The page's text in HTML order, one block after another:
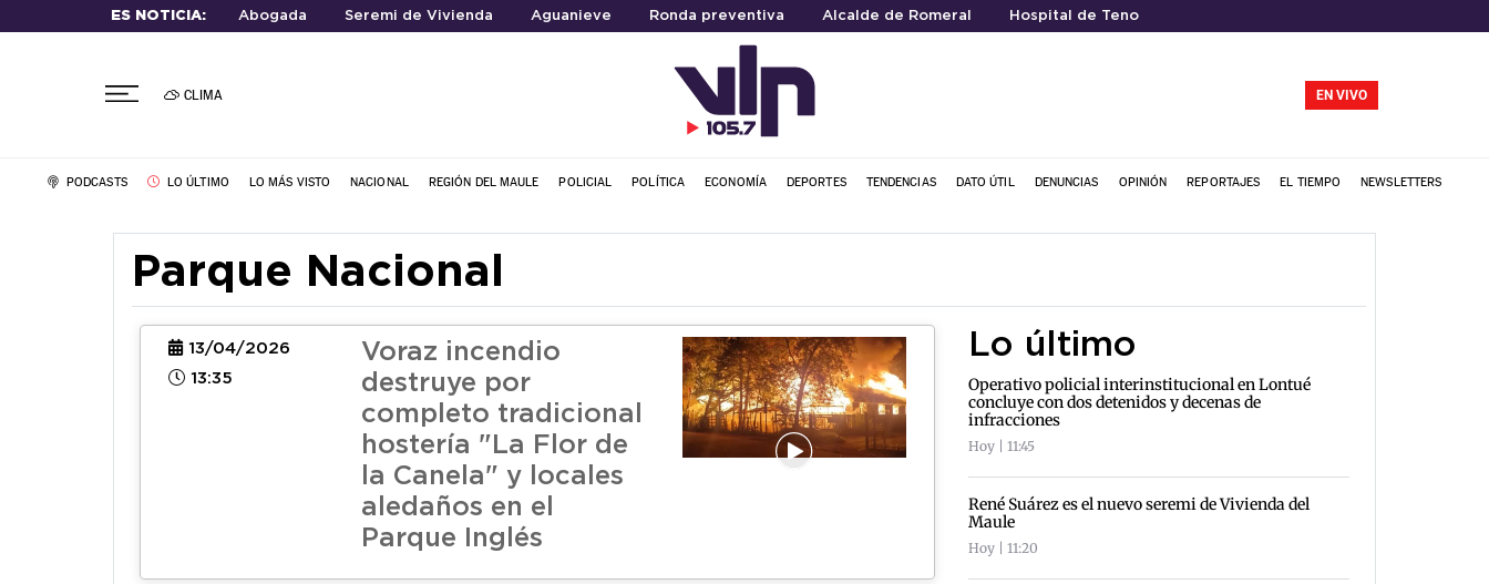
ES NOTICIA: Abogada Seremi de Vivienda Aguanieve Ronda preventiva Alcalde de Romeral Hospital de Teno
CLIMA EN VIVO
PODCASTS LO ÚLTIMO LO MÁS VISTO NACIONAL REGIÓN DEL MAULE POLICIAL POLÍTICA ECONOMÍA DEPORTES TENDENCIAS DATO ÚTIL DENUNCIAS OPINIÓN REPORTAJES EL TIEMPO NEWSLETTERS
Parque Nacional
13/04/2026
13:35
Voraz incendio
destruye por
completo tradicional
hostería "La Flor de
la Canela" y locales
aledaños en el
Parque Inglés
Lo último
Operativo policial interinstitucional en Lontué
concluye con dos detenidos y decenas de
infracciones
Hoy | 11:45
René Suárez es el nuevo seremi de Vivienda del
Maule
Hoy | 11:20